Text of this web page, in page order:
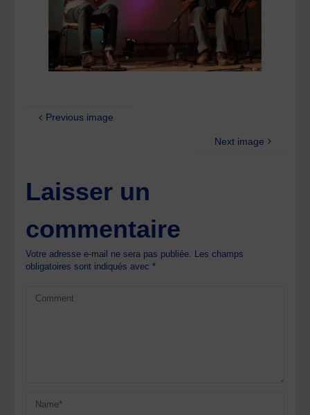
Previous image
Next image
Laisser un
commentaire
Votre adresse e-mail ne sera pas publiée.
Les champs
obligatoires sont indiqués avec*